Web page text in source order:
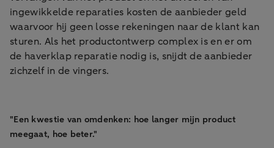
ingewikkelde reparaties kosten de aanbieder geld
waarvoor hij geen losse rekeningen naar de klant kan
sturen. Als het productontwerp complex is en er om
de haverklap reparatie nodig is, snijdt de aanbieder
zichzelf in de vingers.
"Een kwestie van omdenken: hoe langer mijn product
meegaat, hoe beter."